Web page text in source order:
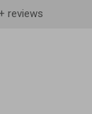
reviews